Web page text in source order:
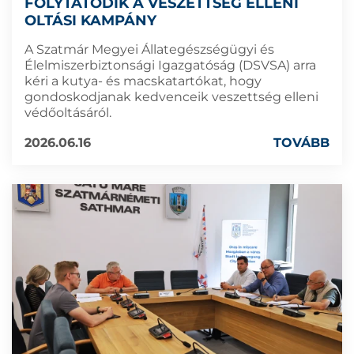
OLTÁSI KAMPÁNY
A Szatmár Megyei Állategészségügyi és
Élelmiszerbiztonsági Igazgatóság (DSVSA) arra
kéri a kutya- és macskatartókat, hogy
gondoskodjanak kedvenceik veszettség elleni
védőoltásáról.
2026.06.16
TOVÁBB